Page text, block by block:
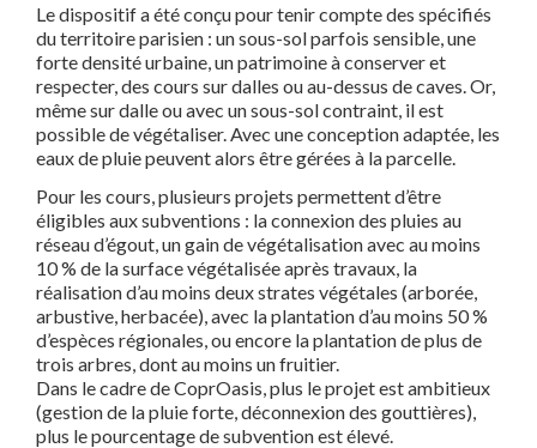
Le dispositif a été conçu pour tenir compte des spécifiés
du territoire parisien : un sous-sol parfois sensible, une
forte densité urbaine, un patrimoine à conserver et
respecter, des cours sur dalles ou au-dessus de caves. Or,
même sur dalle ou avec un sous-sol contraint, il est
possible de végétaliser. Avec une conception adaptée, les
eaux de pluie peuvent alors être gérées à la parcelle.
Pour les cours, plusieurs projets permettent d’être
éligibles aux subventions : la connexion des pluies au
réseau d’égout, un gain de végétalisation avec au moins
10 % de la surface végétalisée après travaux, la
réalisation d’au moins deux strates végétales (arborée,
arbustive, herbacée), avec la plantation d’au moins 50 %
d’espèces régionales, ou encore la plantation de plus de
trois arbres, dont au moins un fruitier.
Dans le cadre de CoprOasis, plus le projet est ambitieux
(gestion de la pluie forte, déconnexion des gouttières),
plus le pourcentage de subvention est élevé.